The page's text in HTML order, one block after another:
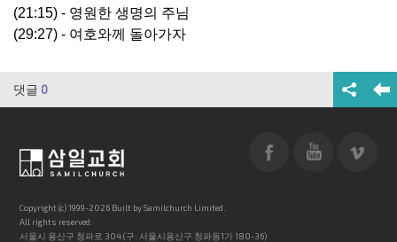
(21:15) - 영원한 생명의 주님
(29:27) - 여호와께 돌아가자
댓글 0
Copyright (c) 1999-2026 Built by Samilchurch Limited.
All rights reserved.
서울시 용산구 청파로 304 (구: 서울시용산구 청파동1가 180-36)